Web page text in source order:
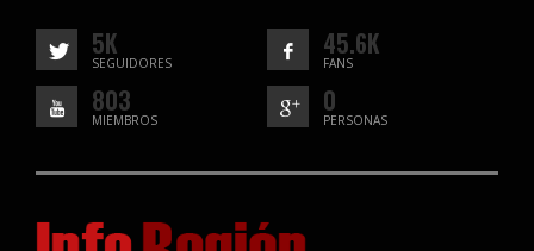
5K
SEGUIDORES
45.6K
FANS
803
MIEMBROS
0
PERSONAS